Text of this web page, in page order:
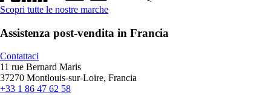
Scopri tutte le nostre marche
Assistenza post-vendita in Francia
Contattaci
11 rue Bernard Maris
37270 Montlouis-sur-Loire, Francia
+33 1 86 47 62 58